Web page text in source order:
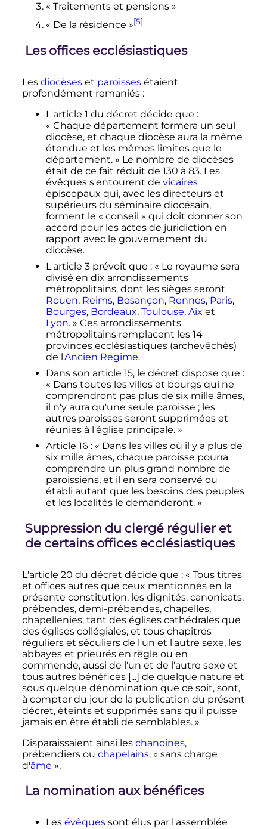
« Traitements et pensions »
« De la résidence »[5]
Les offices ecclésiastiques
Les diocèseset paroissesétaient
profondément remaniés :
L'article 1 du décret décide que :
« Chaque département formera un seul
diocèse, et chaque diocèse aura la même
étendue et les mêmes limites que le
département. » Le nombre de diocèses
était de ce fait réduit de 130 à 83. Les
évêques s'entourent de vicaires
épiscopaux qui, avec les directeurs et
supérieurs du séminaire diocésain,
forment le « conseil » qui doit donner son
accord pour les actes de juridiction en
rapport avec le gouvernement du
diocèse.
L'article 3prévoit que : « Le royaume sera
divisé en dix arrondissements
métropolitains, dont les sièges seront
Rouen, Reims, Besançon, Rennes, Paris,
Bourges, Bordeaux, Toulouse, Aix et
Lyon. » Ces arrondissements
métropolitains remplacent les 14
provincesecclésiastiques (archevêchés)
de l'Ancien Régime.
Dans son article 15, le décret dispose que :
« Dans toutes les villes et bourgs qui ne
comprendront pas plus de six mille âmes,
il n'y aura qu'une seule paroisse ; les
autres paroisses seront supprimées et
réunies à l'église principale. »
Article 16 : « Dans les villes où il y a plus de
six mille âmes, chaque paroisse pourra
comprendre un plus grand nombre de
paroissiens, et il en sera conservé ou
établi autant que les besoins des peuples
et les localités le demanderont. »
Suppression du clergé régulier et
de certains offices ecclésiastiques
L'article 20 du décret décide que : « Tous titres
et offices autres que ceux mentionnés en la
présente constitution, les dignités, canonicats,
prébendes, demi-prébendes, chapelles,
chapellenies, tant des églises cathédrales que
des églises collégiales, et tous chapitres
réguliers et séculiers de l'un et l'autre sexe, les
abbayes et prieurés en règle ou en
commende, aussi de l'un et de l'autre sexe et
tous autres bénéfices [...] de quelque nature et
sous quelque dénomination que ce soit, sont,
à compter du jour de la publication du présent
décret, éteints et supprimés sans qu'il puisse
jamais en être établi de semblables. »
Disparaissaient ainsi les chanoines,
prébendiers ou chapelains, « sans charge
d'âme ».
La nomination aux bénéfices
Les évêquessont élus par l'assemblée